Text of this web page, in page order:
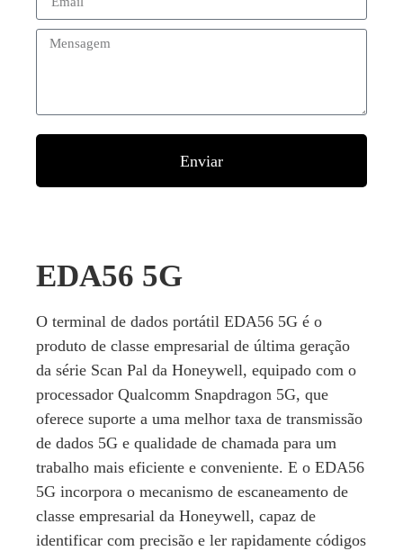
Enviar
EDA56 5G
O terminal de dados portátil EDA56 5G é o
produto de classe empresarial de última geração
da série Scan Pal da Honeywell, equipado com o
processador Qualcomm Snapdragon 5G, que
oferece suporte a uma melhor taxa de transmissão
de dados 5G e qualidade de chamada para um
trabalho mais eficiente e conveniente. E o EDA56
5G incorpora o mecanismo de escaneamento de
classe empresarial da Honeywell, capaz de
identificar com precisão e ler rapidamente códigos